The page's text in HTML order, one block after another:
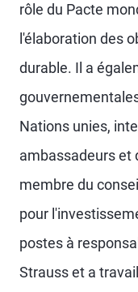
rôle du Pacte
l'élaboration des
durable. Il a
Nations unies,
ambassadeurs et
membre du
pour
postes à
Strauss et a